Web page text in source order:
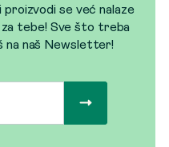
proizvodi se već nalaze
za tebe! Sve što treba
na naš Newsletter!